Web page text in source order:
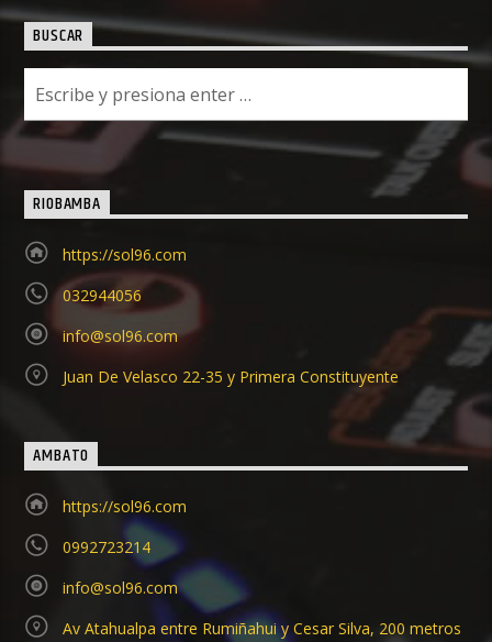
BUSCAR
RIOBAMBA
https://sol96.com
032944056
info@sol96.com
Juan De Velasco 22-35 y Primera Constituyente
AMBATO
https://sol96.com
0992723214
info@sol96.com
Av Atahualpa entre Rumiñahui y Cesar Silva, 200 metros